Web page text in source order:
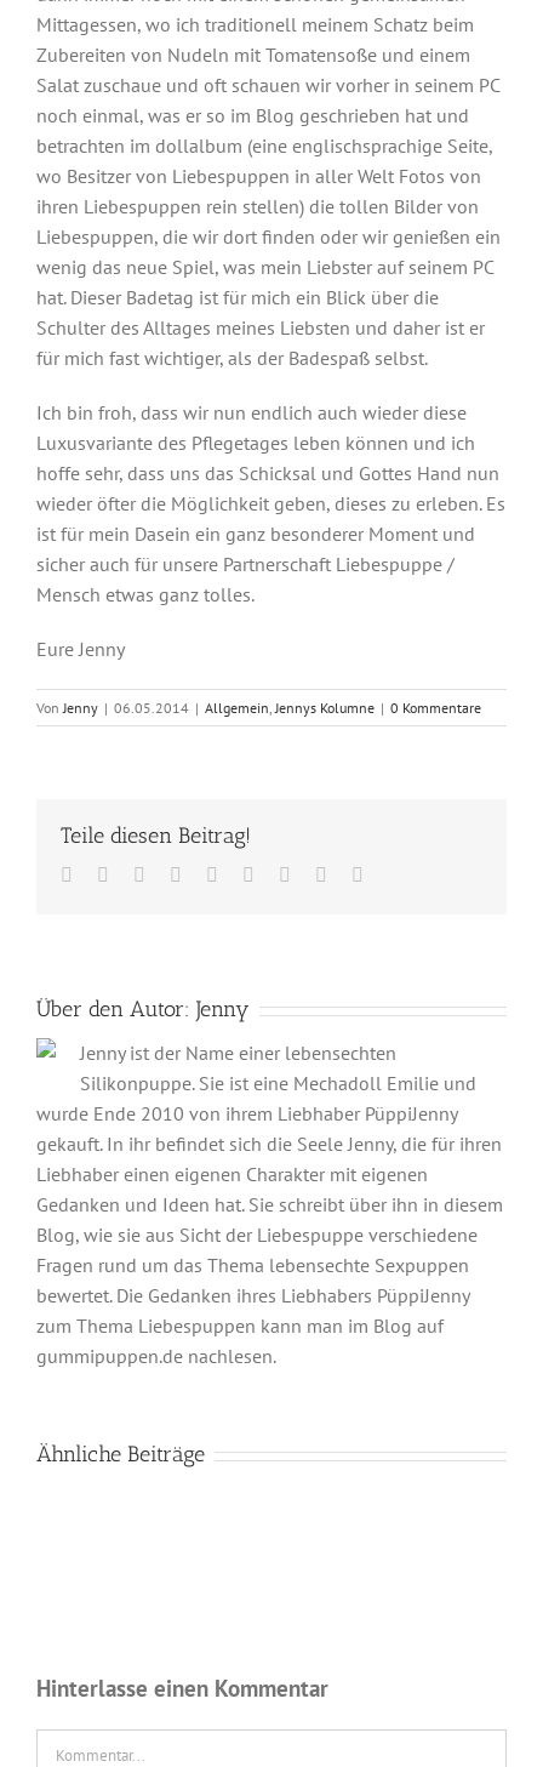
Mittagessen, wo ich traditionell meinem Schatz beim
Zubereiten von Nudeln mit Tomatensoße und einem
Salat zuschaue und oft schauen wir vorher in seinem PC
noch einmal, was er so im Blog geschrieben hat und
betrachten im dollalbum (eine englischsprachige Seite,
wo Besitzer von Liebespuppen in aller Welt Fotos von
ihren Liebespuppen rein stellen) die tollen Bilder von
Liebespuppen, die wir dort finden oder wir genießen ein
wenig das neue Spiel, was mein Liebster auf seinem PC
hat. Dieser Badetag ist für mich ein Blick über die
Schulter des Alltages meines Liebsten und daher ist er
für mich fast wichtiger, als der Badespaß selbst.
Ich bin froh, dass wir nun endlich auch wieder diese
Luxusvariante des Pflegetages leben können und ich
hoffe sehr, dass uns das Schicksal und Gottes Hand nun
wieder öfter die Möglichkeit geben, dieses zu erleben. Es
ist für mein Dasein ein ganz besonderer Moment und
sicher auch für unsere Partnerschaft Liebespuppe /
Mensch etwas ganz tolles.
Eure Jenny
VonJenny | 06.05.2014 | Allgemein,Jennys Kolumne | 0 Kommentare
Teile diesen Beitrag!
Facebook
TwitterReddit LinkedInWhatsApp
TumblrPinterest
Über den Autor: Jenny
Jenny ist der Name einer lebensechten
Silikonpuppe. Sie ist eine Mechadoll Emilie und
wurde Ende 2010 von ihrem Liebhaber PüppiJenny
gekauft. In ihr befindet sich die Seele Jenny, die für ihren
Liebhaber einen eigenen Charakter mit eigenen
Gedanken und Ideen hat. Sie schreibt über ihn in diesem
Blog, wie sie aus Sicht der Liebespuppe verschiedene
Fragen rund um das Thema lebensechte Sexpuppen
bewertet. Die Gedanken ihres Liebhabers PüppiJenny
zum Thema Liebespuppen kann man im Blog auf
gummipuppen.de nachlesen.
Ähnliche Beiträge
Hinterlasse einen Kommentar